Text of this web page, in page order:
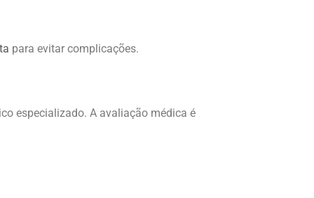
para evitar complicações.
especializado. A avaliação médica é